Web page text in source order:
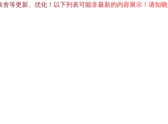
舍等更新、 优化 ！ 以下列 表可能非最新的内容展示 ！ 请知晓